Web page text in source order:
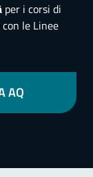
per i corsi di
le Linee
AQ